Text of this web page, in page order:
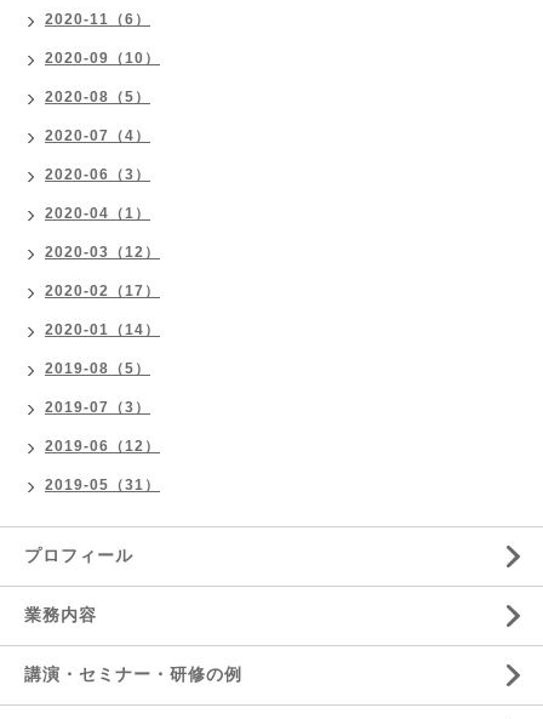
2020-11（6）
2020-09（10）
2020-08（5）
2020-07（4）
2020-06（3）
2020-04（1）
2020-03（12）
2020-02（17）
2020-01（14）
2019-08（5）
2019-07（3）
2019-06（12）
2019-05（31）
プロフィール
業務内容
講演・セミナー・研修の例